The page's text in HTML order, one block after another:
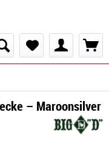
– Maroonsilver